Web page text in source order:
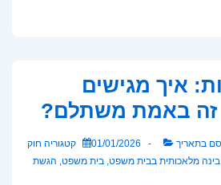
איך מגישים
זה באמת משתלם?
בתאריך 01/01/2026 קטגוריה חוק
בינה מלאכותית בבית משפט, בית משפט, הגשת